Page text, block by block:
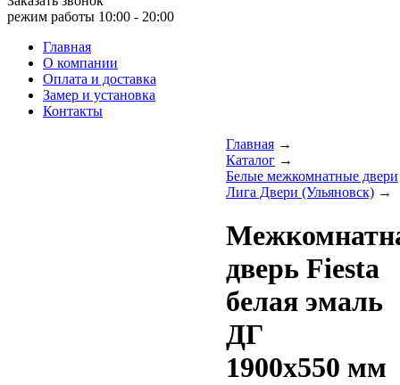
режим работы 10:00 - 20:00
Главная
О компании
Оплата и доставка
Замер и установка
Контакты
Главная →
Каталог →
Белые межкомнатные двери
Лига Двери (Ульяновск) →
дверь Fiesta
белая эмаль
ДГ
1900х550 мм